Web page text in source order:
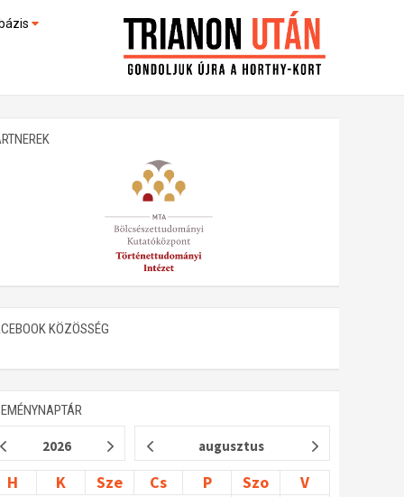
(feltöltés alatt)
KÖZÖSSÉG
2026 augusztus
H K Sze Cs P Szo V